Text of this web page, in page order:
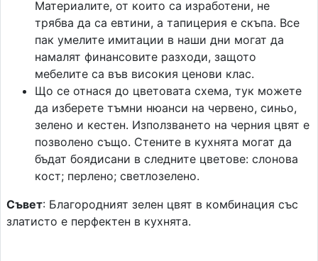
Материалите, от които са изработени, не
трябва да са евтини, а тапицерия е скъпа. Все
пак умелите имитации в наши дни могат да
намалят финансовите разходи, защото
мебелите са във високия ценови клас.
Що се отнася до цветовата схема, тук можете
да изберете тъмни нюанси на червено, синьо,
зелено и кестен. Използването на черния цвят е
позволено също. Стените в кухнята могат да
бъдат боядисани в следните цветове: слонова
кост; перлено; светлозелено.
Съвет: Благородният зелен цвят в комбинация със
златисто е перфектен в кухнята.